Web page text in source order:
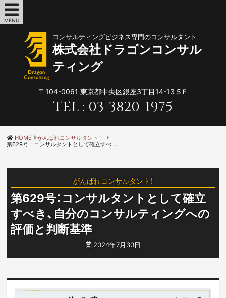
MENU
コンサルティングビジネス専門のコンサルタント
株式会社ドラゴンコンサル
ティング
〒104-0061 東京都中央区銀座3丁目14-13 5Ｆ
TEL : 03-3820-1975
HOME
がんばれコンサルタント！
第629号：コンサルタントとして確立すべき、自分のコンサルティングへの評価と判断基準
がんばれコンサルタント！
第629号：コンサルタントとして確立
すべき、自分のコンサルティングへの
評価と判断基準
2024年7月30日